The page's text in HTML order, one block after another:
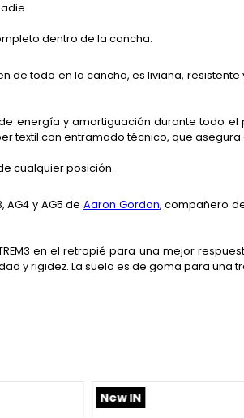
dentro de la cancha.
de todo en la cancha, es liviana,
energía y amortiguación durante todo
textil con entramado técnico, que
cualquier posición.
AG4 y AG5 deAaron Gordon, compañero
en el retropié para una mejor
y rigidez. La suela es de goma para una
New IN